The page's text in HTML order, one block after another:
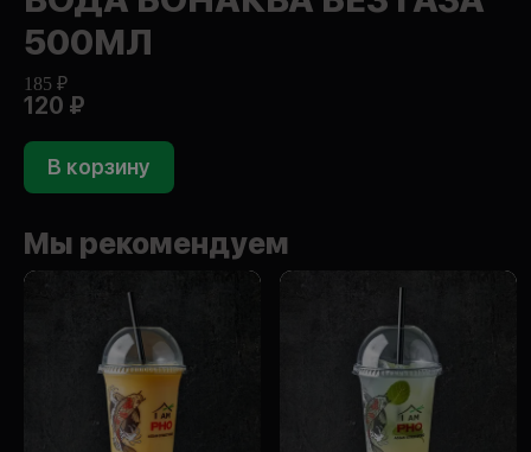
500МЛ
185 ₽
120 ₽
В корзину
Мы рекомендуем